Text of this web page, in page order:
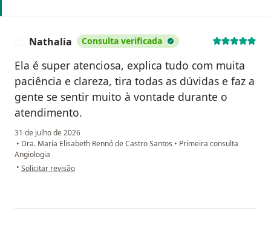
Nathalia Consulta verificada
Ela é super atenciosa, explica tudo com muita
paciência e clareza, tira todas as dúvidas e faz a
gente se sentir muito à vontade durante o
atendimento.
31 de julho de 2026
• Dra. Maria Elisabeth Rennó de Castro Santos • Primeira consulta
Angiologia
• na opinião do utilizador Nathalia
Solicitar revisão